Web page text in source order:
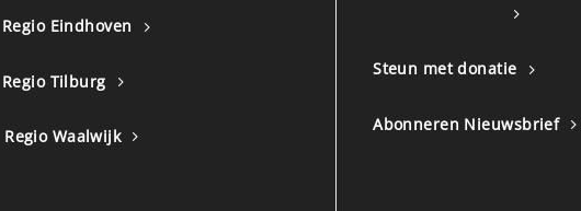
Regio Eindhoven
Regio Tilburg
Regio Waalwijk
Steun met donatie
Abonneren Nieuwsbrief